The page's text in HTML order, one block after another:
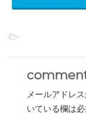
-
メールアドレ
いている欄は